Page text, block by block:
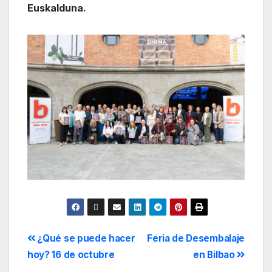
Euskalduna.
Feria de Desembalaje
en Bilbao
¿Qué se puede hacer
hoy? 16 de octubre